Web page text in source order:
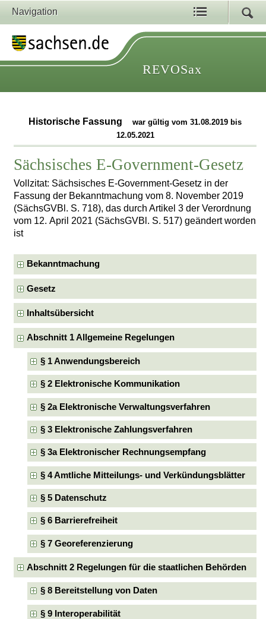
Navigation
REVOSax
Historische Fassung
war gültig vom 31.08.2019 bis
12.05.2021
Sächsisches E-Government-Gesetz
Vollzitat: Sächsisches E-Government-Gesetz in der
Fassung der Bekanntmachung vom 8. November 2019
(SächsGVBl. S. 718), das durch Artikel 3 der Verordnung
vom 12. April 2021 (SächsGVBl. S. 517) geändert worden
ist
Bekanntmachung
Gesetz
Inhaltsübersicht
Abschnitt 1 Allgemeine Regelungen
§ 1 Anwendungsbereich
§ 2 Elektronische Kommunikation
§ 2a Elektronische Verwaltungsverfahren
§ 3 Elektronische Zahlungsverfahren
§ 3a Elektronischer Rechnungsempfang
§ 4 Amtliche Mitteilungs- und Verkündungsblätter
§ 5 Datenschutz
§ 6 Barrierefreiheit
§ 7 Georeferenzierung
Abschnitt 2 Regelungen für die staatlichen Behörden
§ 8 Bereitstellung von Daten
§ 9 Interoperabilität